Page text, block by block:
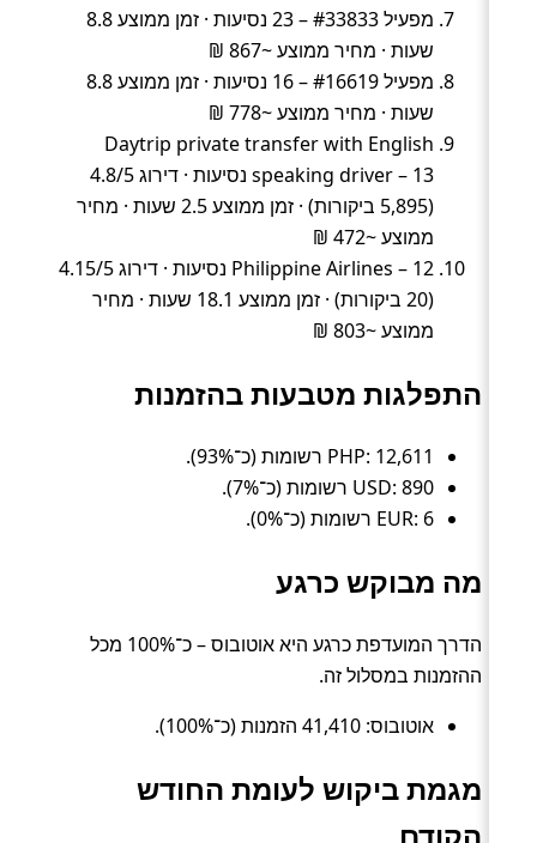
מפעיל #33833 – 23 נסיעות · זמן ממוצע 8.8
שעות · מחיר ממוצע ~867 ₪
מפעיל #16619 – 16 נסיעות · זמן ממוצע 8.8
שעות · מחיר ממוצע ~778 ₪
Daytrip private transfer with English
speaking driver – 13 נסיעות · דירוג 4.8/5
(5,895 ביקורות) · זמן ממוצע 2.5 שעות · מחיר
ממוצע ~472 ₪
Philippine Airlines – 12 נסיעות · דירוג 4.15/5
(20 ביקורות) · זמן ממוצע 18.1 שעות · מחיר
ממוצע ~803 ₪
התפלגות מטבעות בהזמנות
PHP: 12,611 רשומות (כ־93%).
USD: 890 רשומות (כ־7%).
EUR: 6 רשומות (כ־0%).
מה מבוקש כרגע
הדרך המועדפת כרגע היא אוטובוס – כ־100% מכל
ההזמנות במסלול זה.
אוטובוס: 41,410 הזמנות (כ־100%).
מגמת ביקוש לעומת החודש
הקודם